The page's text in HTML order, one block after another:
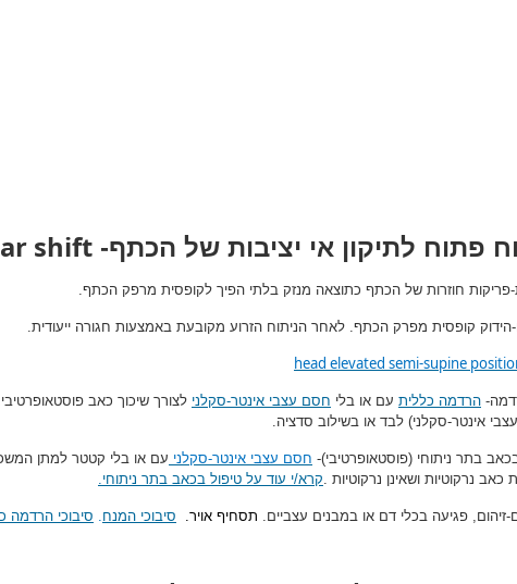
פתוח לתיקון אי יציבות של הכתף- shift
פריקות חוזרות של הכתף כתוצאה מנזק בלתי הפיך לקופסית מרפק הכתף.
הידוק קופסית מפרק הכתף. לאחר הניתוח הזרוע מקובעת באמצעות חגורה ייעודית.
head elevated semi-supine
הרדמה כללית עם או בלי חסם עצבי אינטר-סקלני לצורך שיכוך כאב
אינטר-סקלני) לבד או בשילוב סדציה.
בתר ניתוחי (פוסטאופרטיבי)- חסם עצבי אינטר-סקלני עם או בלי קטטר למתן
כאב נרקוטיות ושאינן נרקוטיות .קרא/י עוד על טיפול בכאב בתר ניתוחי.
זיהום, פגיעה בכלי דם או במבנים עצביים. תסחיף אויר. סיבוכי המנח. סיבוכי הרדמה